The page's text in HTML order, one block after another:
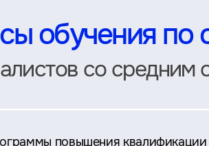
обучения по
со средним
повышения